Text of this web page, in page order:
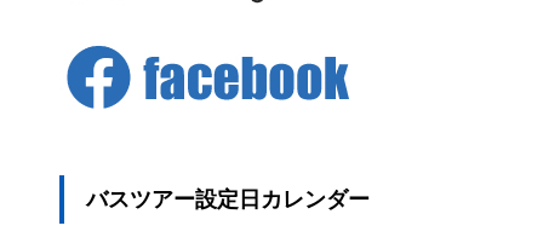
バスツアー設定日カレンダー